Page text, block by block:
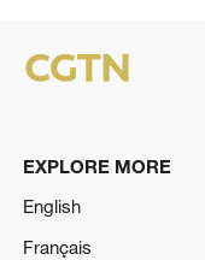
EXPLORE MORE
English
Français